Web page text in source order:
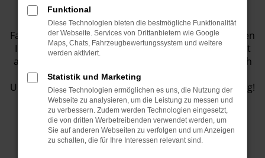
Entdecken Sie eine Vielzahl von top
Fahrzeugangeboten in unserem Showroom! Wir bieten
Ihnen eine große Auswahl an Fahrzeugen, die perfekt
auf Ihre Bedürfnisse abgestimmt sind. Lassen Sie sich
inspirieren und finden Sie Ihr Traumauto bei uns.
Unser Team steht Ihnen jederzeit gerne zur Verfügung!
Fehler: Network Error
Funktional
Diese Technologien bieten die bestmögliche Funktionalität
der Webseite. Services von Drittanbietern wie Google
Maps, Chats, Fahrzeugbewertungssystem und weitere
werden aktiviert.
Statistik und Marketing
Diese Technologien ermöglichen es uns, die Nutzung der
Webseite zu analysieren, um die Leistung zu messen und
zu verbessern. Zudem werden Technologien eingesetzt,
die von dritten Werbetreibenden verwendet werden, um
Sie auf anderen Webseiten zu verfolgen und um Anzeigen
zu schalten, die für Ihre Interessen relevant sind.